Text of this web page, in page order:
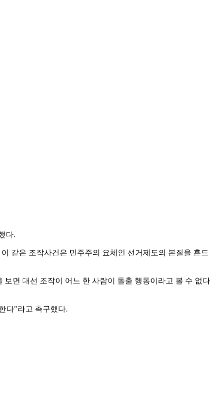
다.
같은 조작사건은 민주주의 요체인 선거제도의 본질을 흔드
면 대선 조작이 어느 한 사람이 돌출 행동이라고 볼 수 없다
다"라고 촉구했다.